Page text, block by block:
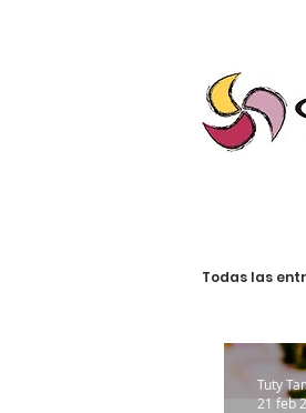
"Gaudium, Eventos Corporativos, Wedding Planner, Eventos, Quito"
Todas las
Tuty
21 feb